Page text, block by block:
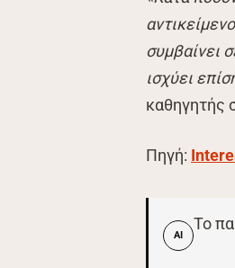
συμβαίνει
ισχύει
καθηγητής
Πηγή:
AI
Το